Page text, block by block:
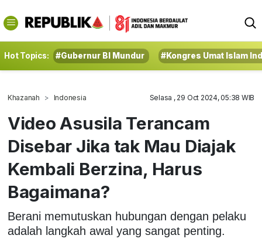
Hot Topics: #Gubernur BI Mundur #Kongres Umat Islam
Khazanah Indonesia Selasa , 29 Oct 2024, 05:38 WIB
Video Asusila Terancam
Disebar Jika tak Mau Diajak
Kembali Berzina, Harus
Bagaimana?
Berani memutuskan hubungan dengan pelaku
adalah langkah awal yang sangat penting.